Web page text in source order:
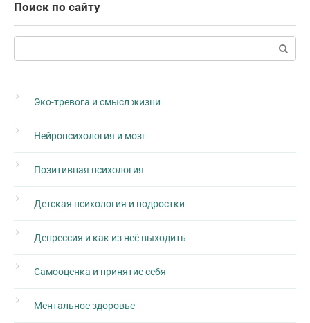
Поиск по сайту
Поиск:
Эко-тревога и смысл жизни
Нейропсихология и мозг
Позитивная психология
Детская психология и подростки
Депрессия и как из неё выходить
Самооценка и принятие себя
Ментальное здоровье